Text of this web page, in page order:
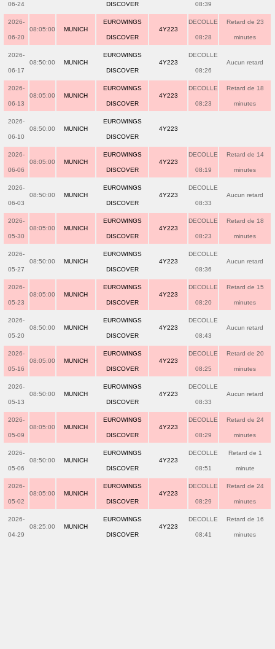
06-24 DISCOVER 08:39
2026-
06-20
08:05:00 MUNICH
EUROWINGS
DISCOVER
4Y223
DECOLLE
08:28
Retard de 23
minutes
2026-
06-17
08:50:00 MUNICH
EUROWINGS
DISCOVER
4Y223
DECOLLE
08:26
Aucun retard
2026-
06-13
08:05:00 MUNICH
EUROWINGS
DISCOVER
4Y223
DECOLLE
08:23
Retard de 18
minutes
2026-
06-10
08:50:00 MUNICH
EUROWINGS
DISCOVER
4Y223
2026-
06-06
08:05:00 MUNICH
EUROWINGS
DISCOVER
4Y223
DECOLLE
08:19
Retard de 14
minutes
2026-
06-03
08:50:00 MUNICH
EUROWINGS
DISCOVER
4Y223
DECOLLE
08:33
Aucun retard
2026-
05-30
08:05:00 MUNICH
EUROWINGS
DISCOVER
4Y223
DECOLLE
08:23
Retard de 18
minutes
2026-
05-27
08:50:00 MUNICH
EUROWINGS
DISCOVER
4Y223
DECOLLE
08:36
Aucun retard
2026-
05-23
08:05:00 MUNICH
EUROWINGS
DISCOVER
4Y223
DECOLLE
08:20
Retard de 15
minutes
2026-
05-20
08:50:00 MUNICH
EUROWINGS
DISCOVER
4Y223
DECOLLE
08:43
Aucun retard
2026-
05-16
08:05:00 MUNICH
EUROWINGS
DISCOVER
4Y223
DECOLLE
08:25
Retard de 20
minutes
2026-
05-13
08:50:00 MUNICH
EUROWINGS
DISCOVER
4Y223
DECOLLE
08:33
Aucun retard
2026-
05-09
08:05:00 MUNICH
EUROWINGS
DISCOVER
4Y223
DECOLLE
08:29
Retard de 24
minutes
2026-
05-06
08:50:00 MUNICH
EUROWINGS
DISCOVER
4Y223
DECOLLE
08:51
Retard de 1
minute
2026-
05-02
08:05:00 MUNICH
EUROWINGS
DISCOVER
4Y223
DECOLLE
08:29
Retard de 24
minutes
2026-
04-29
08:25:00 MUNICH
EUROWINGS
DISCOVER
4Y223
DECOLLE
08:41
Retard de 16
minutes